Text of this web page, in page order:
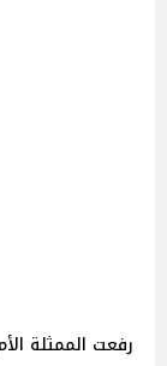
رفعت الممثلة